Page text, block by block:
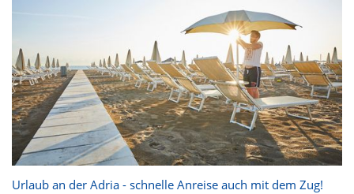
Urlaub an der Adria - schnelle Anreise auch mit dem Zug!